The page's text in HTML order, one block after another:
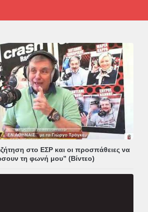
στο ΕΣΡ και οι προσπάθειες να
τη φωνή μου” (Βίντεο)